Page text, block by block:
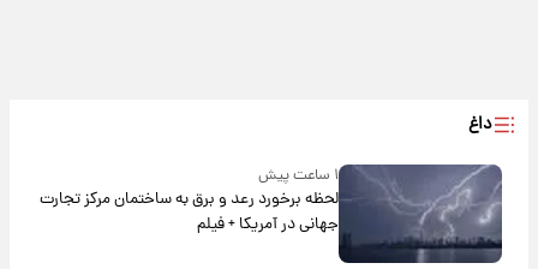
داغ
۱ ساعت پیش
لحظه برخورد رعد و برق به ساختمان مرکز تجارت
جهانی در آمریکا + فیلم